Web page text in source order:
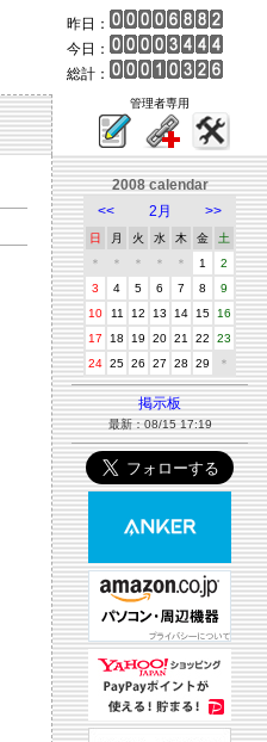
昨日：
今日：
総計：
管理者専用
2008 calendar
<<
2月 >>
日 月 火 水 木 金
土
＊
＊ ＊ ＊ ＊ 1
2
3
4 5 6 7 8
9
10
11 12 13 14 15
16
17
18 19 20 21 22
23
24 25 26 27 28 29 ＊
掲示板
最新：08/15 17:19